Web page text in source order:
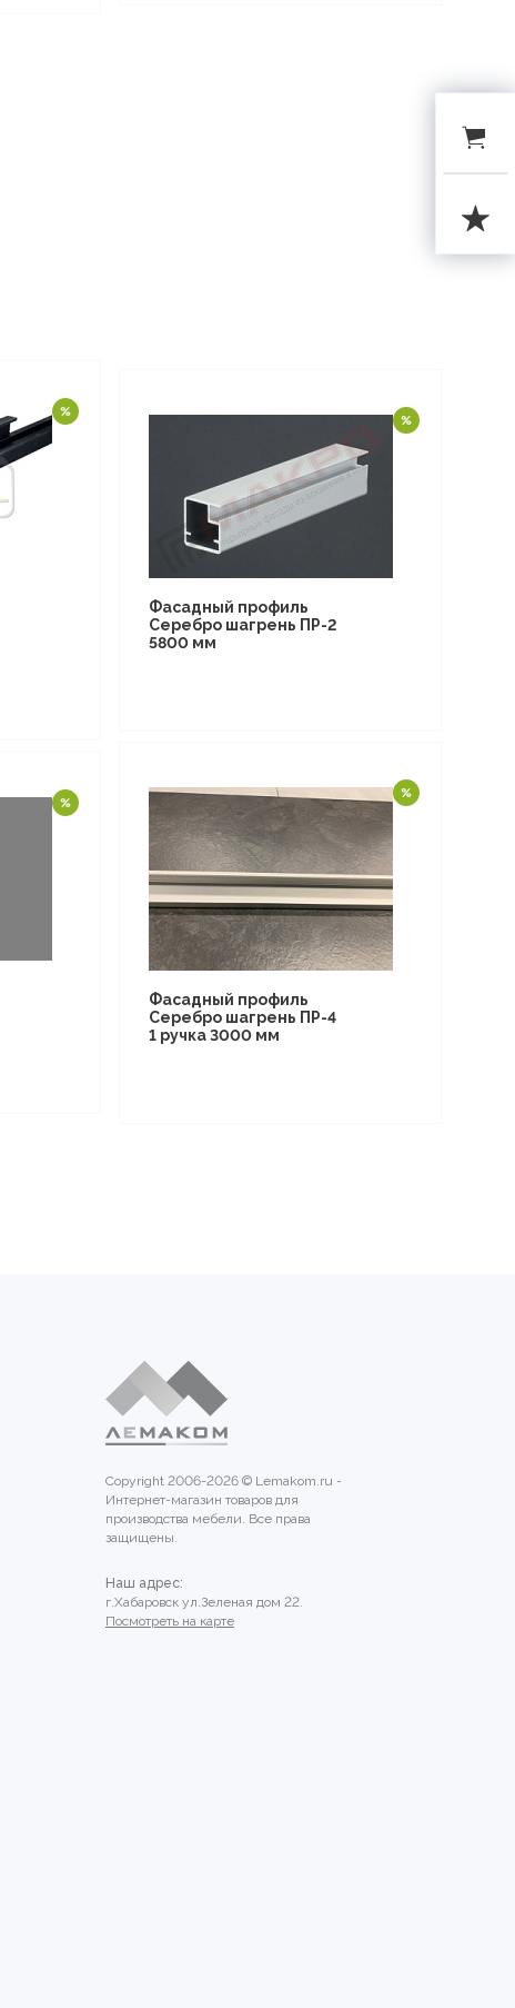
Фасадный профиль
Серебро шагрень ПР-2
5800 мм
Фасадный профиль
Серебро шагрень ПР-4
1 ручка 3000 мм
Copyright 2006-2026 © Lemakom.ru -
Интернет-магазин товаров для
производства мебели. Все права
защищены.
Наш адрес:
г.Хабаровск ул.Зеленая дом 22.
Посмотреть на карте